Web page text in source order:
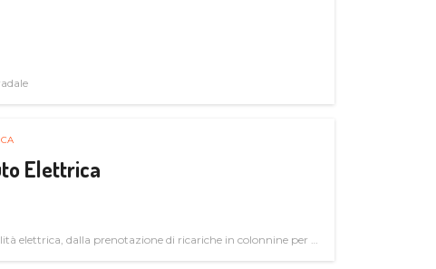
Elettrica
elettrica, dalla prenotazione di ricariche in colonnine per il